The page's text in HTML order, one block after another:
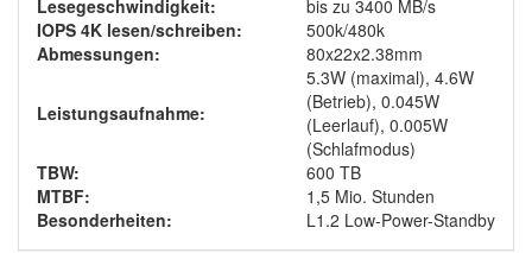
Lesegeschwindigkeit:
bis zu 3400 MB/s
IOPS 4K lesen/schreiben:
500k/480k
Abmessungen:
80x22x2.38mm
Leistungsaufnahme:
5.3W (maximal), 4.6W
(Betrieb), 0.045W
(Leerlauf), 0.005W
(Schlafmodus)
TBW:
600 TB
MTBF:
1,5 Mio. Stunden
Besonderheiten:
L1.2 Low-Power-Standby